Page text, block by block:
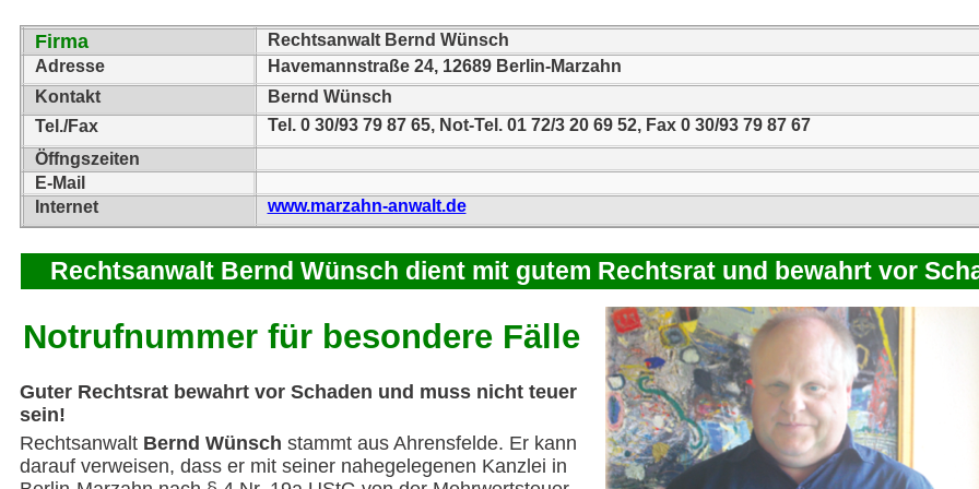
Guter Rechtsrat bewahrt vor Schaden und muss nicht teuer
sein!
Rechtsanwalt Bernd Wünsch stammt aus Ahrensfelde. Er kann
darauf verweisen, dass er mit seiner nahegelegenen Kanzlei in
Notrufnummer für besondere Fälle
Firma
Rechtsanwalt Bernd Wünsch
Adresse
Havemannstraße 24, 12689 Berlin-Marzahn
Kontakt
Bernd Wünsch
Tel./Fax
Tel. 0 30/93 79 87 65, Not-Tel. 01 72/3 20 69 52, Fax 0 30/93 79 87 67
Öffngszeiten
E-Mail
Internet
www.marzahn-anwalt.de
Rechtsanwalt Bernd Wünsch dient mit gutem Rechtsrat und bewahrt vor